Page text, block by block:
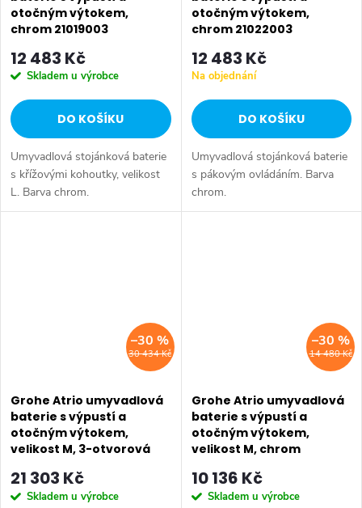
otočným výtokem,
chrom 21019003
12 483 Kč
Skladem u výrobce
DO KOŠÍKU
Umyvadlová stojánková baterie
s křížovými kohoutky, velikost
L. Barva chrom.
otočným výtokem,
chrom 21022003
12 483 Kč
Na objednání
DO KOŠÍKU
Umyvadlová stojánková baterie
s pákovým ovládáním. Barva
chrom.
30 434 Kč
–30 %
Grohe Atrio umyvadlová
baterie s výpustí a
otočným výtokem,
velikost M, 3-otvorová
20008DC3
21 303 Kč
Skladem u výrobce
14 480 Kč
–30 %
Grohe Atrio umyvadlová
baterie s výpustí a
otočným výtokem,
velikost M, chrom
10 136 Kč
Skladem u výrobce